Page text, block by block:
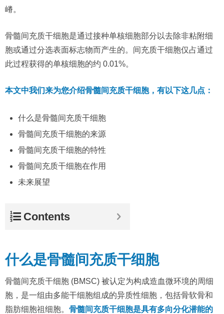
嵴。
骨髓间充质干细胞是通过接种单核细胞部分以去除非粘附细
胞或通过分选表面标志物而产生的。间充质干细胞仅占通过
此过程获得的单核细胞的约 0.01%。
本文中我们来为您介绍骨髓间充质干细胞，有以下这几点：
什么是骨髓间充质干细胞
骨髓间充质干细胞的来源
骨髓间充质干细胞的特性
骨髓间充质干细胞在作用
未来展望
Contents
什么是骨髓间充质干细胞
骨髓间充质干细胞 (BMSC) 被认定为构成造血微环境的周细
胞，是一组由多能干细胞组成的异质性细胞，包括骨软骨和
脂肪细胞祖细胞。 骨髓间充质干细胞是具有多向分化潜能的